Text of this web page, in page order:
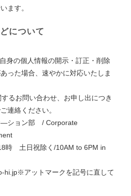
ます。
について
身の個人情報の開示・訂正・削除
った場合、速やかに対応いたしま
るお問い合わせ、お申し出につき
連絡ください。
―ション部 / Corporate
時 土日祝除く/10AM to 6PM in
hi.jp※アットマークを記号に直して